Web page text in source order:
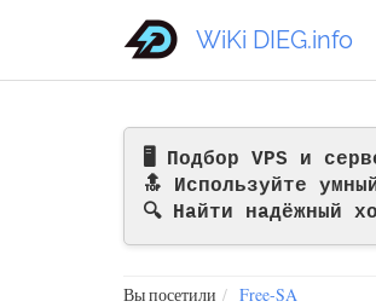
🖥️ Подбор VPS и
🔝 Используйте
🔍 Найти надёжный
WiKi DIEG.info
Вы посетили Free-SA